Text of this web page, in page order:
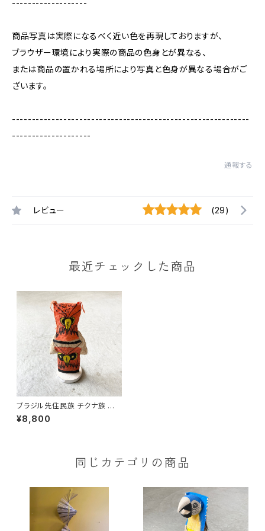
-------------------
商品写真は実際になるべく近い色を再現しておりますが、
ブラウザー環境により実際の商品の色身とが異なる、
または商品の置かれる場所により写真と色身が異なる場合がご
ざいます。
------------------------------------------------------------
--------------------
通報する
レビュー (29)
最近チェックした商品
ブラジル先住民族 チクナ族 仮
面の人形 フクロウ
¥8,800
同じカテゴリの商品